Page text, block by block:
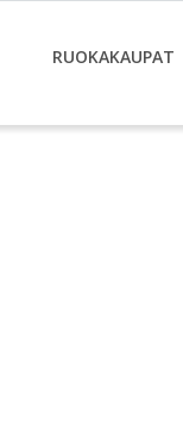
RUOKAKAUPAT